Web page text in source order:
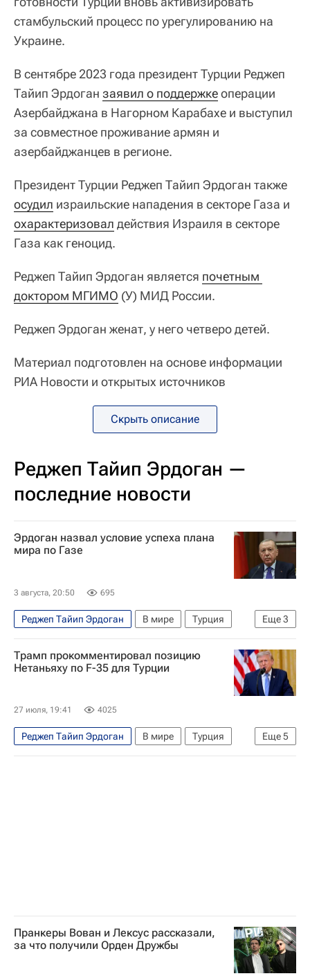
стамбульский процесс по урегулированию на
Украине.
В сентябре 2023 года президент Турции Реджеп
Тайип Эрдоган заявил о поддержкеоперации
Азербайджана в Нагорном Карабахе и выступил
за совместное проживание армян и
азербайджанцев в регионе.
Президент Турции Реджеп Тайип Эрдоган также
осудил израильские нападения в секторе Газа и
охарактеризовал действия Израиля в секторе
Газа как геноцид.
Реджеп Тайип Эрдоган является почетным
доктором МГИМО (У) МИД России.
Реджеп Эрдоган женат, у него четверо детей.
Материал подготовлен на основе информации
РИА Новости и открытых источников
Скрыть описание
Реджеп Тайип Эрдоган —
последние новости
Эрдоган назвал условие успеха плана
мира по Газе
3 августа, 20:50 695
Еще3
Реджеп Тайип Эрдоган В мире
Турция
Саудовская Аравия
ХАМАС Сектор Газа
Трамп прокомментировал позицию
Нетаньяху по F-35 для Турции
27 июля, 19:41 4025
Еще5
Реджеп Тайип Эрдоган В мире
Турция
F-35
США
Израиль
Пранкеры Вован и Лексус рассказали,
за что получили Орден Дружбы